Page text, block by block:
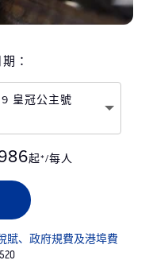
：
皇冠公主號
起*/每人
賦、政府規費及港埠費